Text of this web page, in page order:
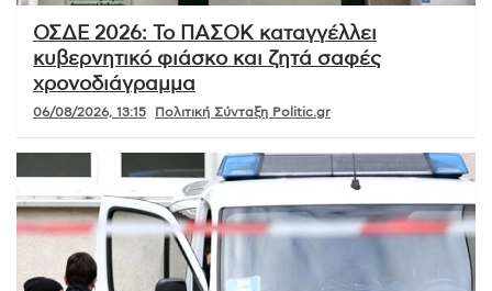
ΟΣΔΕ 2026: Το ΠΑΣΟΚ καταγγέλλει
κυβερνητικό φιάσκο και ζητά σαφές
χρονοδιάγραμμα
06/08/2026, 13:15 Πολιτική Σύνταξη Politic.gr